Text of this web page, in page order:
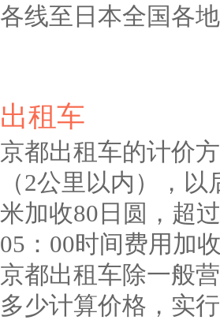
各线至日本全国各地
出租车
京都出租车的计价
（2公里以内），
米加收80日圆，超
05：00时间费用加收
京都出租车除一般
多少计算价格，实行